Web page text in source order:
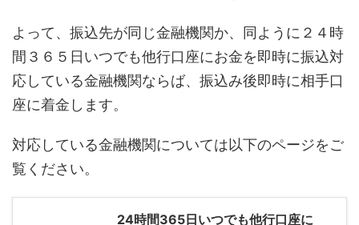
よって、振込先が同じ金融機関か、同ように２４時
間３６５日いつでも他行口座にお金を即時に振込対
応している金融機関ならば、振込み後即時に相手口
座に着金します。
対応している金融機関については以下のページをご
覧ください。
24時間365日いつでも他行口座に